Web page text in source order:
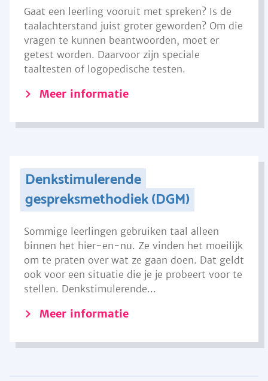
Gaat een leerling vooruit met spreken? Is de
taalachterstand juist groter geworden? Om die
vragen te kunnen beantwoorden, moet er
getest worden. Daarvoor zijn speciale
taaltesten of logopedische testen.
Meer informatie
Denkstimulerende
gespreksmethodiek (DGM)
Sommige leerlingen gebruiken taal alleen
binnen het hier-en-nu. Ze vinden het moeilijk
om te praten over wat ze gaan doen. Dat geldt
ook voor een situatie die je je probeert voor te
stellen. Denkstimulerende...
Meer informatie